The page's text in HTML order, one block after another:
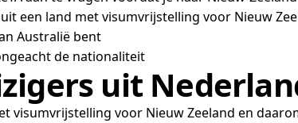
een land met visumvrijstelling voor Nieuw
Australië bent
de nationaliteit
uit
visumvrijstelling voor Nieuw Zeeland en